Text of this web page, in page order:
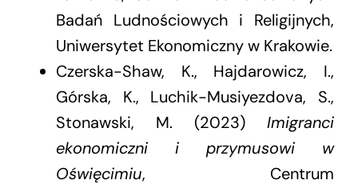
Badań Ludnościowych i Religijnych,
Uniwersytet Ekonomiczny w Krakowie.
Czerska-Shaw, K., Hajdarowicz, I.,
Górska, K., Luchik-Musiyezdova, S.,
Stonawski, M. (2023) Imigranci
ekonomiczni i przymusowi w
Oświęcimiu, Centrum